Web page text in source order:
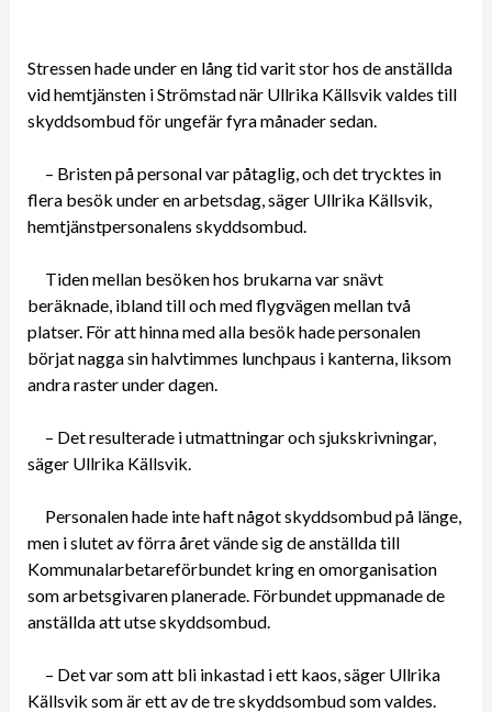
Stressen hade under en lång tid varit stor hos de anställda
vid hemtjänsten i Strömstad när Ullrika Källsvik valdes till
skyddsombud för ungefär fyra månader sedan.
– Bristen på personal var påtaglig, och det trycktes in
flera besök under en arbetsdag, säger Ullrika Källsvik,
hemtjänstpersonalens skyddsombud.
Tiden mellan besöken hos brukarna var snävt
beräknade, ibland till och med flygvägen mellan två
platser. För att hinna med alla besök hade personalen
börjat nagga sin halvtimmes lunchpaus i kanterna, liksom
andra raster under dagen.
– Det resulterade i utmattningar och sjukskrivningar,
säger Ullrika Källsvik.
Personalen hade inte haft något skyddsombud på länge,
men i slutet av förra året vände sig de anställda till
Kommunalarbetareförbundet kring en omorganisation
som arbetsgivaren planerade. Förbundet uppmanade de
anställda att utse skyddsombud.
– Det var som att bli inkastad i ett kaos, säger Ullrika
Källsvik som är ett av de tre skyddsombud som valdes.